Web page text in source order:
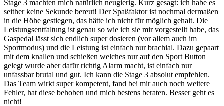
Stage 3 machten mich natürlich neugierig. Kurz gesagt: ich habe es
seither keine Sekunde bereut! Der Spaßfaktor ist nochmal dermaßen
in die Höhe gestiegen, das hätte ich nicht für möglich gehalt. Die
Leistungsentfaltung ist genau so wie ich sie mir vorgestellt habe, das
Gaspedal lässt sich endlich super dosieren (vor allem auch im
Sportmodus) und die Leistung ist einfach nur brachial. Dazu gepaart
mit dem knallen und schießen welches nur auf den Sport Button
gelegt wurde aber dafür richtig Alarm macht, ist einfach nur
unfassbar brutal und gut. Ich kann die Stage 3 absolut empfehlen.
Das Team wirkt super kompetent, fand bei mir auch noch weitere
Fehler, hat diese behoben und mich bestens beraten. Besser geht es
nicht!